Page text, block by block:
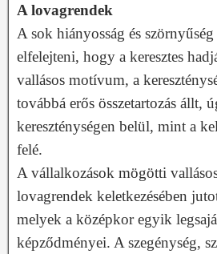
A lovagrendek
A sok hiányosság és
elfelejteni, hogy a keresztes
vallásos motívum, a
továbbá erős összetartozás állt,
kereszténységen belül, mint a
felé.
A vállalkozások mögötti
lovagrendek keletkezésében
melyek a középkor egyik
képződményei. A szegénység,